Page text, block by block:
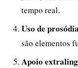
tempo real.
Uso de prosódia
são elementos
Apoio